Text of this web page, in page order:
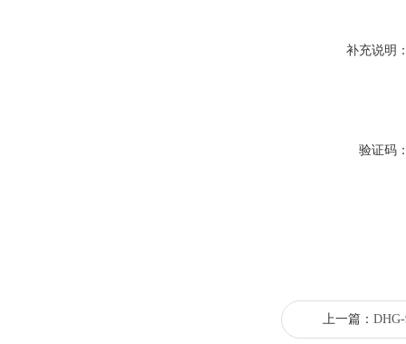
补充说明
验证码
上一篇：